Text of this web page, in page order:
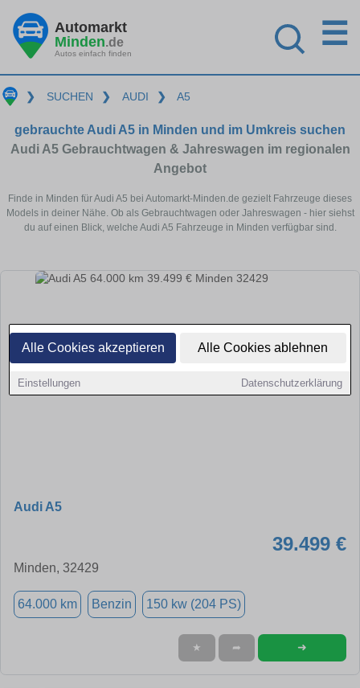
Alle Cookies akzeptieren Alle Cookies ablehnen
Einstellungen Datenschutzerklärung
Automarkt
Minden.de
Autos einfach finden
☰
❯ SUCHEN ❯ AUDI ❯ A5
gebrauchte Audi A5 in Minden und im Umkreis suchen
Audi A5 Gebrauchtwagen & Jahreswagen im regionalen
Angebot
Finde in Minden für Audi A5 bei Automarkt-Minden.de gezielt Fahrzeuge dieses
Models in deiner Nähe. Ob als Gebrauchtwagen oder Jahreswagen - hier siehst
du auf einen Blick, welche Audi A5 Fahrzeuge in Minden verfügbar sind.
Audi A5
39.499 €
Minden, 32429
64.000 km Benzin 150 kw (204 PS)
★ ➦ ➜